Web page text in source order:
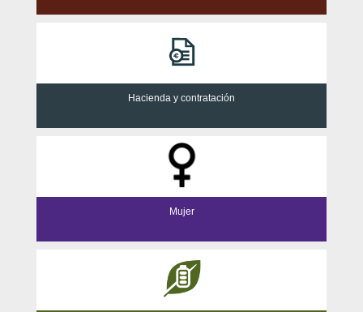
Hacienda y contratación
Mujer